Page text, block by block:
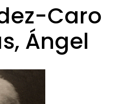
Caro
Ángel